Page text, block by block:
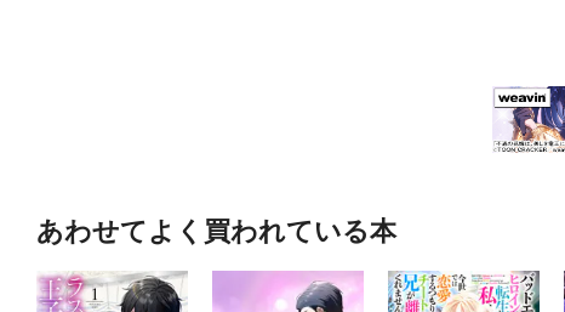
あわせてよく買われている本